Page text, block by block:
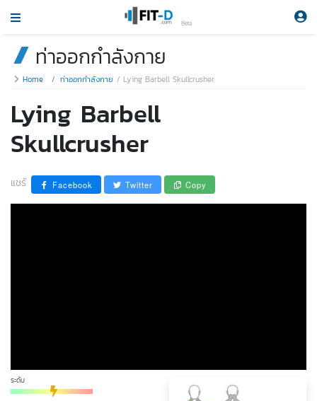
Beta
ท่าออกกำลังกาย
Home ท่าออกกำลังกาย Lying Barbell Skullcrusher
Lying Barbell
Skullcrusher
แชร์ Facebook Twitter Copy
ระดับ